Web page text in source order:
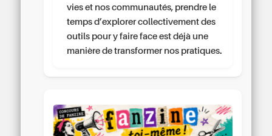
vies et nos communautés, prendre le
temps d’explorer collectivement des
outils pour y faire face est déjà une
manière de transformer nos pratiques.